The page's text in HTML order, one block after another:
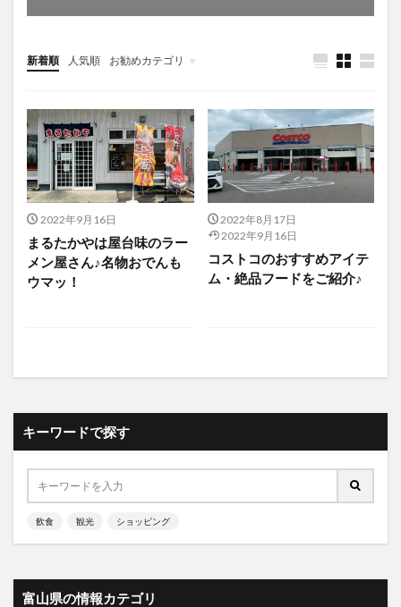
新着順 人気順 お勧めカテゴリ
未分類
2022年9月16日
まるたかやは屋台味のラー
メン屋さん♪名物おでんも
ウマッ！
2022年8月17日
2022年9月16日
コストコのおすすめアイテ
ム・絶品フードをご紹介♪
キーワードで探す
飲食 観光 ショッピング
富山県の情報カテゴリ